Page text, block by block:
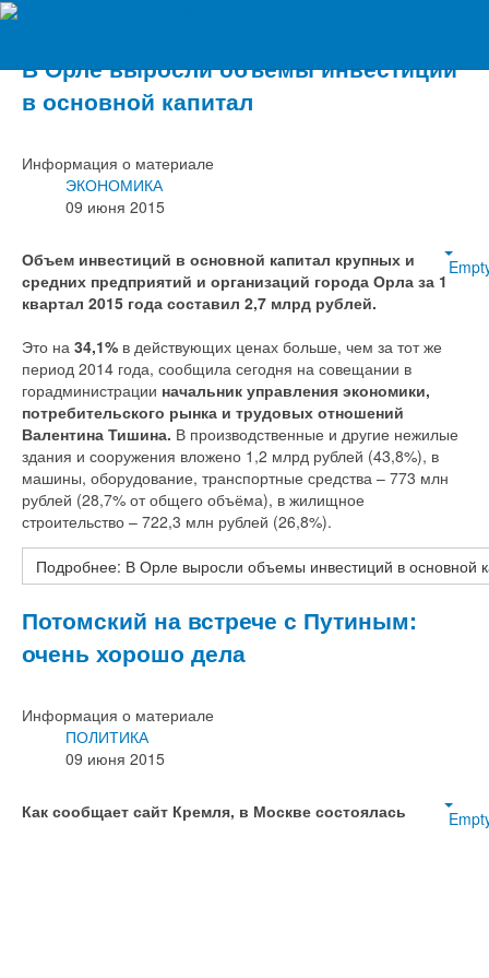
В Орле выросли объемы инвестиций
в основной капитал
Информация о материале
ЭКОНОМИКА
09 июня 2015
Объем инвестиций в основной капитал крупных и
средних предприятий и организаций города Орла за 1
квартал 2015 года составил 2,7 млрд рублей.
Это на 34,1% в действующих ценах больше, чем за тот же
период 2014 года, сообщила сегодня на совещании в
горадминистрации начальник управления экономики,
потребительского рынка и трудовых отношений
Валентина Тишина. В производственные и другие нежилые
здания и сооружения вложено 1,2 млрд рублей (43,8%), в
машины, оборудование, транспортные средства – 773 млн
рублей (28,7% от общего объёма), в жилищное
строительство – 722,3 млн рублей (26,8%).
Подробнее: В Орле выросли объемы инвестиций в основной
Потомский на встрече с Путиным:
очень хорошо дела
Информация о материале
ПОЛИТИКА
09 июня 2015
Как сообщает сайт Кремля, в Москве состоялась